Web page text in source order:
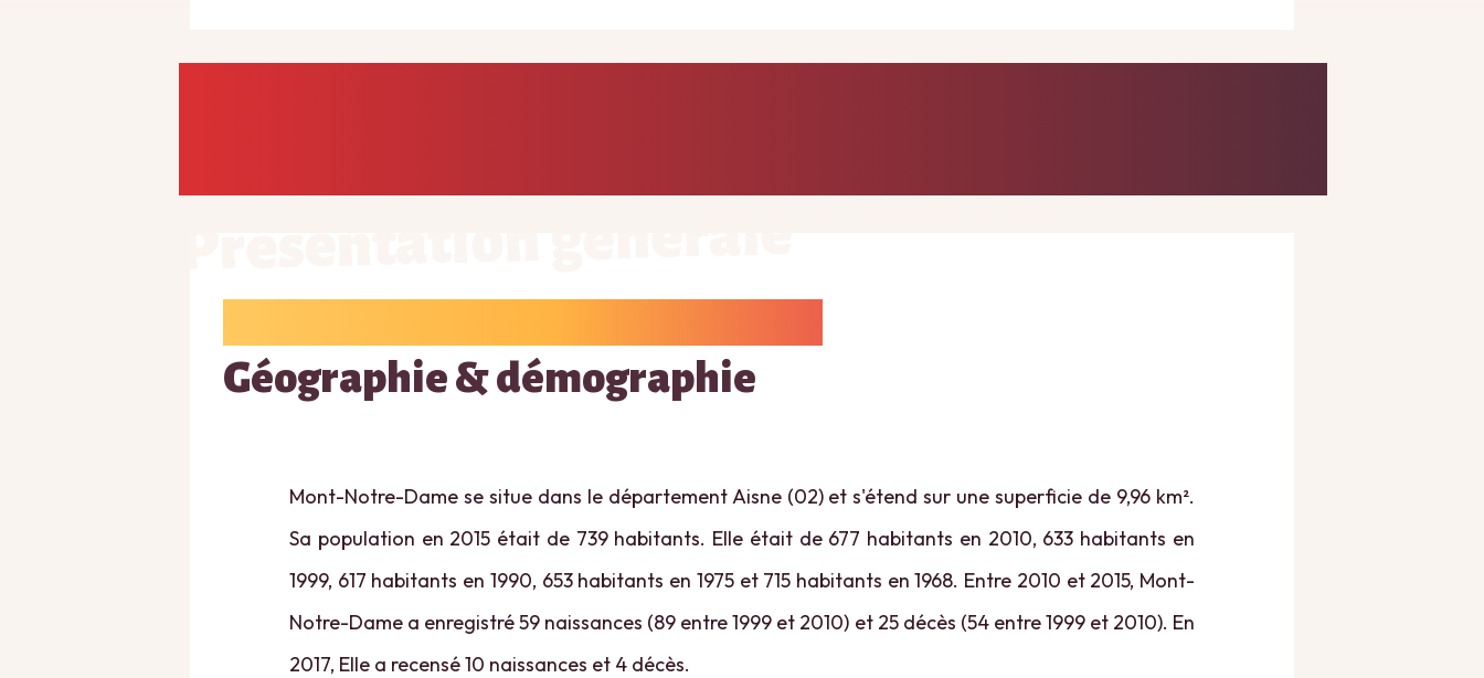
Géographie & démographie
Mont-Notre-Dame se situe dans le département Aisne (02) et s'étend sur une superficie de 9,96 km².
Sa population en 2015 était de 739 habitants. Elle était de 677 habitants en 2010, 633 habitants en
1999, 617 habitants en 1990, 653 habitants en 1975 et 715 habitants en 1968. Entre 2010 et 2015, Mont-
Notre-Dame a enregistré 59 naissances (89 entre 1999 et 2010) et 25 décès (54 entre 1999 et 2010). En
2017, Elle a recensé 10 naissances et 4 décès.